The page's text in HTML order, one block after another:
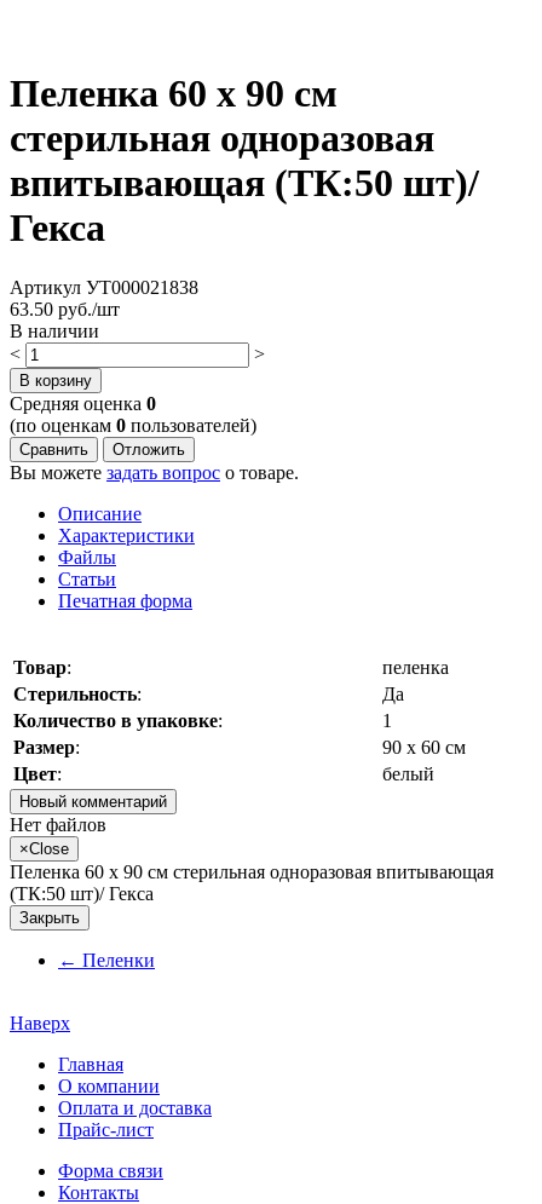
Пеленка 60 х 90 см
стерильная одноразовая
впитывающая (ТК:50 шт)/
Гекса
Артикул УТ000021838
63.50 руб./шт
В наличии
<
>
В корзину
Cредняя оценка 0
(по оценкам 0 пользователей)
Сравнить Отложить
Вы можете задать вопрос о товаре.
Описание
Характеристики
Файлы
Статьи
Печатная форма
Товар:
пеленка
Стерильность:
Да
Количество в упаковке:
1
Размер:
90 х 60 см
Цвет: белый
Новый комментарий
Нет файлов
×Close
Пеленка 60 х 90 см стерильная одноразовая впитывающая
(ТК:50 шт)/ Гекса
Закрыть
← Пеленки
Наверх
Главная
О компании
Оплата и доставка
Прайс-лист
Форма связи
Контакты